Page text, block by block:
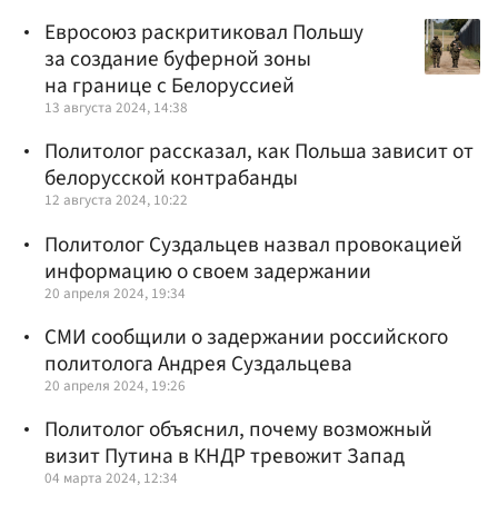
Евросоюз раскритиковал Польшу
за создание буферной зоны
на границе с Белоруссией
13 августа 2024, 14:38
Политолог рассказал, как Польша зависит от
белорусской контрабанды
12 августа 2024, 10:22
Политолог Суздальцев назвал провокацией
информацию о своем задержании
20 апреля 2024, 19:34
СМИ сообщили о задержании российского
политолога Андрея Суздальцева
20 апреля 2024, 19:26
Политолог объяснил, почему возможный
визит Путина в КНДР тревожит Запад
04 марта 2024, 12:34